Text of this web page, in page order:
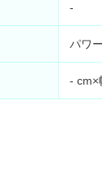
-
パワ
- cm×